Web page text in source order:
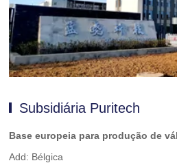
Subsidiária Puritech
Base europeia para produção de
Add: Bélgica